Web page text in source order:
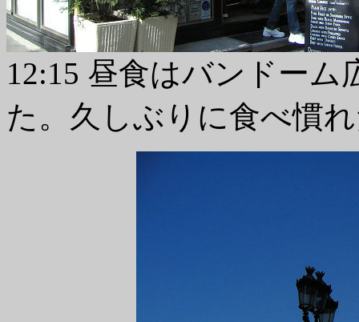
12:15 昼食はバンドー
た。久しぶりに食べ慣